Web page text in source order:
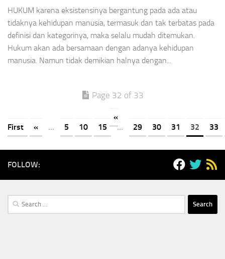
HUKUM karena ek­sis­ten­si­nya bergantung pada ada atau
tidaknya kehi­dup­an manusia, termasuk dan tak terbatas pada
definisi dan kategorinya, maka selalu mu­dah ditemukan.
Hukum akan ada bersamaan dengan adanya kehidupan
manusia. Namun tidak demikian halnya dengan...
Page 32 of 33
«
First
« ... 5 10 15 ... 29 30 31 32 33
FOLLOW:
Search
for: